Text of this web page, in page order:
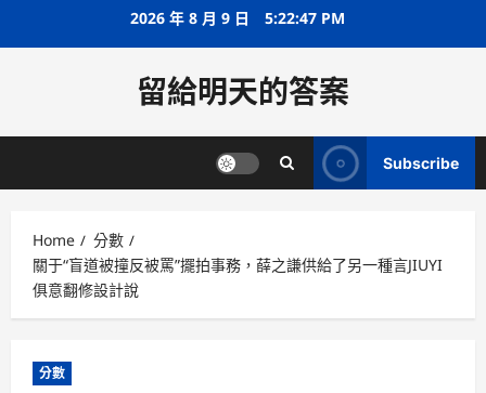
2026 年 8 月 9 日 5:22:47 PM
留給明天的答案
Subscribe
Home
分數
關于“盲道被撞反被罵”擺拍事務，薛之謙供給了另一種言JIUYI
俱意翻修設計說
分數